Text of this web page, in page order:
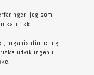
jeg som
organisationer og
udviklingen i